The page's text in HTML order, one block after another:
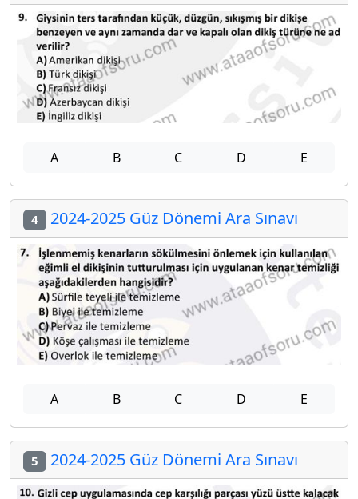
A B C D E
4 2024-2025 Güz Dönemi Ara Sınavı
A B C D E
5 2024-2025 Güz Dönemi Ara Sınavı